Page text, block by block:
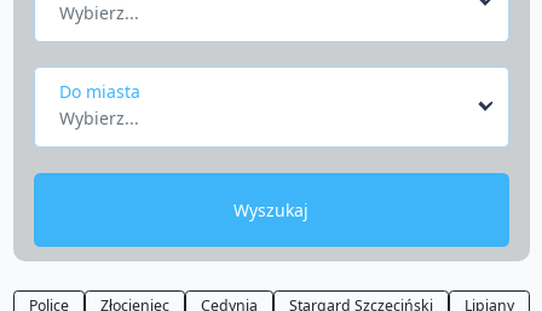
Wybierz...
Do miasta
Wybierz...
Wyszukaj
Police Złocieniec Cedynia Stargard Szczeciński
Lipiany